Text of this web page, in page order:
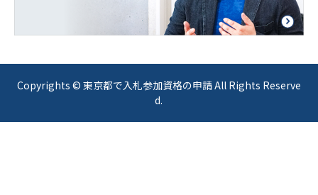
Copyrights © 東京都で入札参加資格の申請 All Rights Reserve
d.